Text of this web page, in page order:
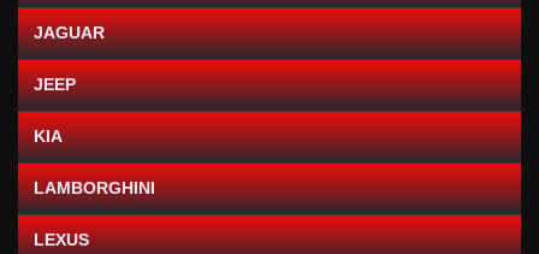
JAGUAR
JEEP
KIA
LAMBORGHINI
LEXUS